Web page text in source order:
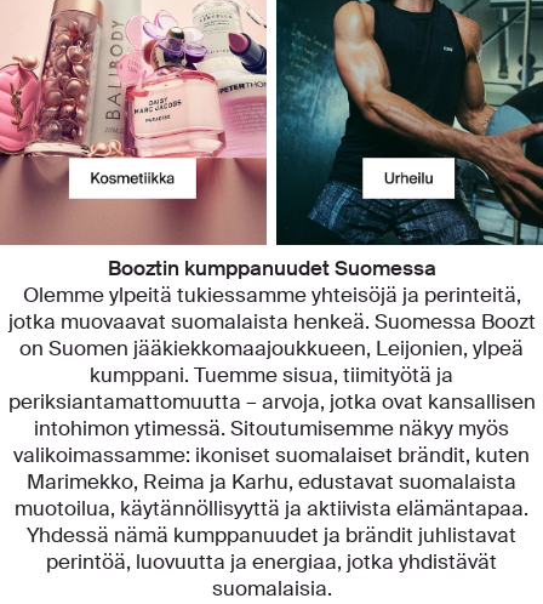
Booztin kumppanuudet Suomessa
Olemme ylpeitä tukiessamme yhteisöjä ja perinteitä,
jotka muovaavat suomalaista henkeä. Suomessa Boozt
on Suomen jääkiekkomaajoukkueen, Leijonien, ylpeä
kumppani. Tuemme sisua, tiimityötä ja
periksiantamattomuutta – arvoja, jotka ovat kansallisen
intohimon ytimessä. Sitoutumisemme näkyy myös
valikoimassamme: ikoniset suomalaiset brändit, kuten
Marimekko, Reima ja Karhu, edustavat suomalaista
muotoilua, käytännöllisyyttä ja aktiivista elämäntapaa.
Yhdessä nämä kumppanuudet ja brändit juhlistavat
perintöä, luovuutta ja energiaa, jotka yhdistävät
suomalaisia.